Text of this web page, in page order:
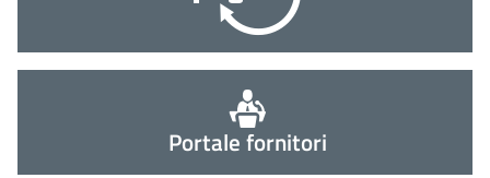
Portale fornitori